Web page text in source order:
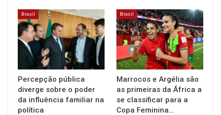
Brasil
Percepção pública
diverge sobre o poder
da influência familiar na
política
Brasil
Marrocos e Argélia são
as primeiras da África a
se classificar para a
Copa Feminina…